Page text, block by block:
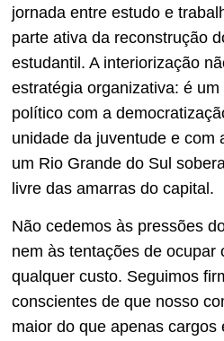
jornada entre estudo e
parte ativa da reconstrução
estudantil. A interiorização
estratégia organizativa: é
político com a
unidade da juventude e com
um Rio Grande do Sul
livre das amarras do capital.
Não cedemos às pressões
nem às tentações de ocupar
qualquer custo. Seguimos
conscientes de que nosso
maior do que apenas cargos